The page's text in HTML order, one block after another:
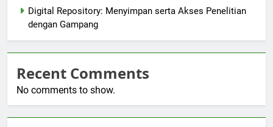
Digital Repository: Menyimpan serta Akses Penelitian
dengan Gampang
Recent Comments
No comments to show.